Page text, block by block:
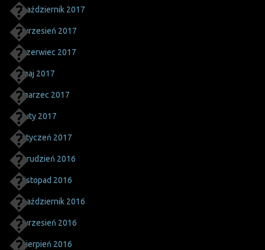
październik 2017
wrzesień 2017
czerwiec 2017
maj 2017
marzec 2017
luty 2017
styczeń 2017
grudzień 2016
listopad 2016
październik 2016
wrzesień 2016
sierpień 2016